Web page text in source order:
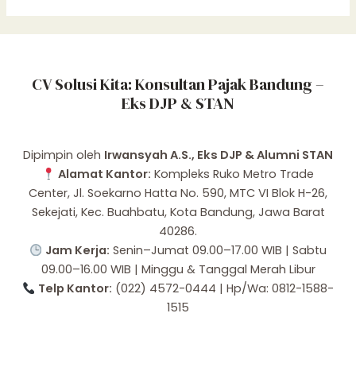
CV Solusi Kita: Konsultan Pajak Bandung –
Eks DJP & STAN
Dipimpin oleh Irwansyah A.S., Eks DJP & Alumni STAN
Alamat Kantor: Kompleks Ruko Metro Trade
Center, Jl. Soekarno Hatta No. 590, MTC VI Blok H-26,
Sekejati, Kec. Buahbatu, Kota Bandung, Jawa Barat
40286.
Jam Kerja: Senin–Jumat 09.00–17.00 WIB | Sabtu
09.00–16.00 WIB | Minggu & Tanggal Merah Libur
Telp Kantor: (022) 4572-0444 | Hp/Wa: 0812-1588-
1515